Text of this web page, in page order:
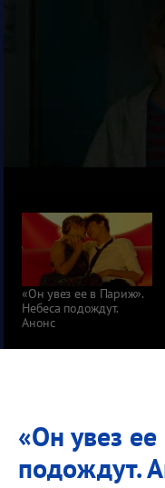
«Он увез ее в Париж».
Небеса подождут.
Анонс
«Он увез
подождут.